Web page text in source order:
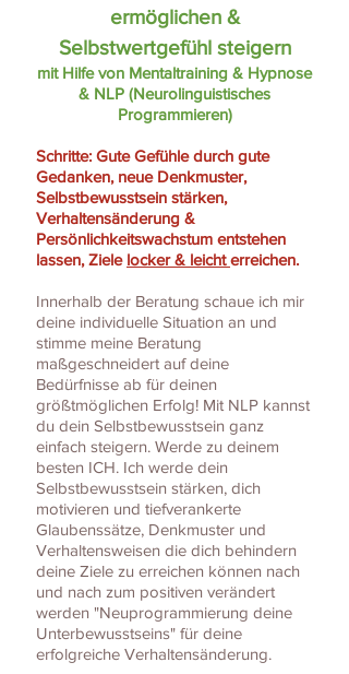
ermöglichen &
Selbstwertgefühl steigern
mit Hilfe von Mentaltraining & Hypnose
& NLP (Neurolinguistisches
Programmieren)
Schritte: Gute Gefühle durch gute
Gedanken, neue Denkmuster,
Selbstbewusstsein stärken,
Verhaltensänderung &
Persönlichkeitswachstum entstehen
lassen, Ziele locker & leichterreichen.
Innerhalb der Beratung schaue ich mir
deine individuelle Situation an und
stimme meine Beratung
maßgeschneidert auf deine
Bedürfnisse ab für deinen
größtmöglichen Erfolg! Mit NLP kannst
du dein Selbstbewusstsein ganz
einfach steigern. Werde zu deinem
besten ICH. Ich werde dein
Selbstbewusstsein stärken, dich
motivieren und tiefverankerte
Glaubenssätze, Denkmuster und
Verhaltensweisen die dich behindern
deine Ziele zu erreichen können nach
und nach zum positiven verändert
werden "Neuprogrammierung deine
Unterbewusstseins" für deine
erfolgreiche Verhaltensänderung.